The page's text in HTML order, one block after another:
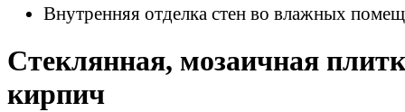
Внутренняя отделка стен во влажных
Стеклянная, мозаичная
кирпич